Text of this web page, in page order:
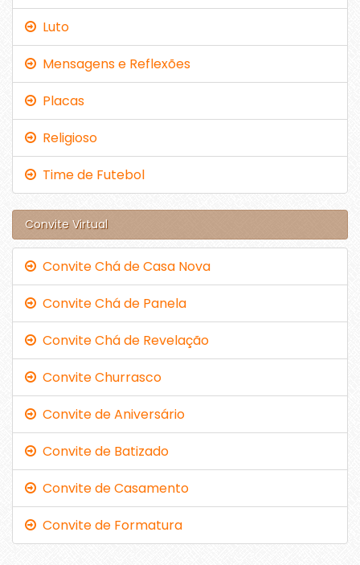
Luto
Mensagens e Reflexões
Placas
Religioso
Time de Futebol
Convite Virtual
Convite Chá de Casa Nova
Convite Chá de Panela
Convite Chá de Revelação
Convite Churrasco
Convite de Aniversário
Convite de Batizado
Convite de Casamento
Convite de Formatura